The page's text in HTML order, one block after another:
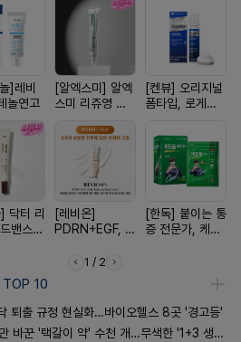
]레비
놀연고
[알엑스미] 알엑
스미 리쥬영 울
10000 딥리페
[켄뷰] 오리지널
폼타입, 로게인
60g
닥터 리
밴스드
[레비온]
PDRN+EGF, 레
EGF 크림
[한독] 붙이는 통
증 전문가, 케토
1 / 2
TOP 10
퇴출 규정 현실화…바이오헬스 8곳 '경고등'
바꾼 '택갈이 약' 수천 개…무색한 '1+3 생동'